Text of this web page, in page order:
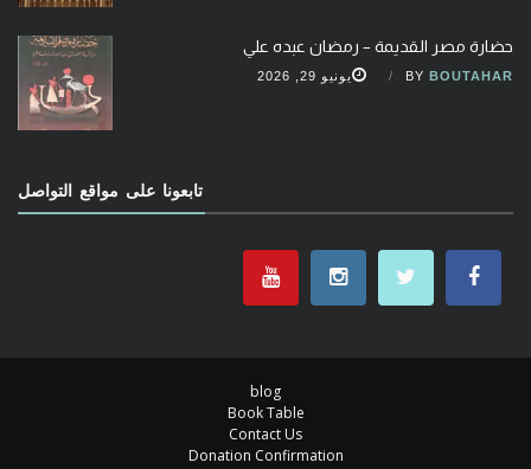
حضارة مصر القديمة – رمضان عبده علي
BY BOUTAHAR يونيو 29, 2026
تابعونا على مواقع التواصل
blog
Book Table
Contact Us
Donation Confirmation